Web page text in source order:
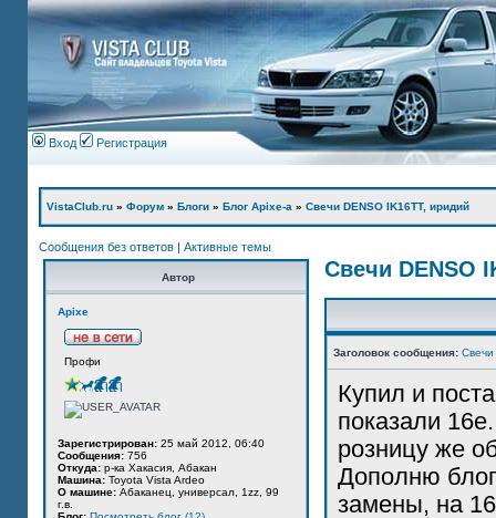
Вход Регистрация
VistaClub.ru » Форум » Блоги » Блог Apixe-а » Свечи DENSO IK16TT, иридий
Сообщения без ответов | Активные темы
Автор
Apixe
Профи
Зарегистрирован: 25 май 2012, 06:40
Сообщения: 756
Откуда: р-ка Хакасия, Абакан
Машина: Toyota Vista Ardeo
О машине: Абаканец, универсал, 1zz, 99
г.в.
Свечи DENSO
Заголовок сообщения: Свечи
Купил и
показали
розницу же
Дополню
замены, на